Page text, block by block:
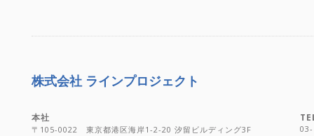
株式会社 ラインプロジェクト
本社
〒105-0022 東京都港区海岸1-2-20 汐留ビルディング3F